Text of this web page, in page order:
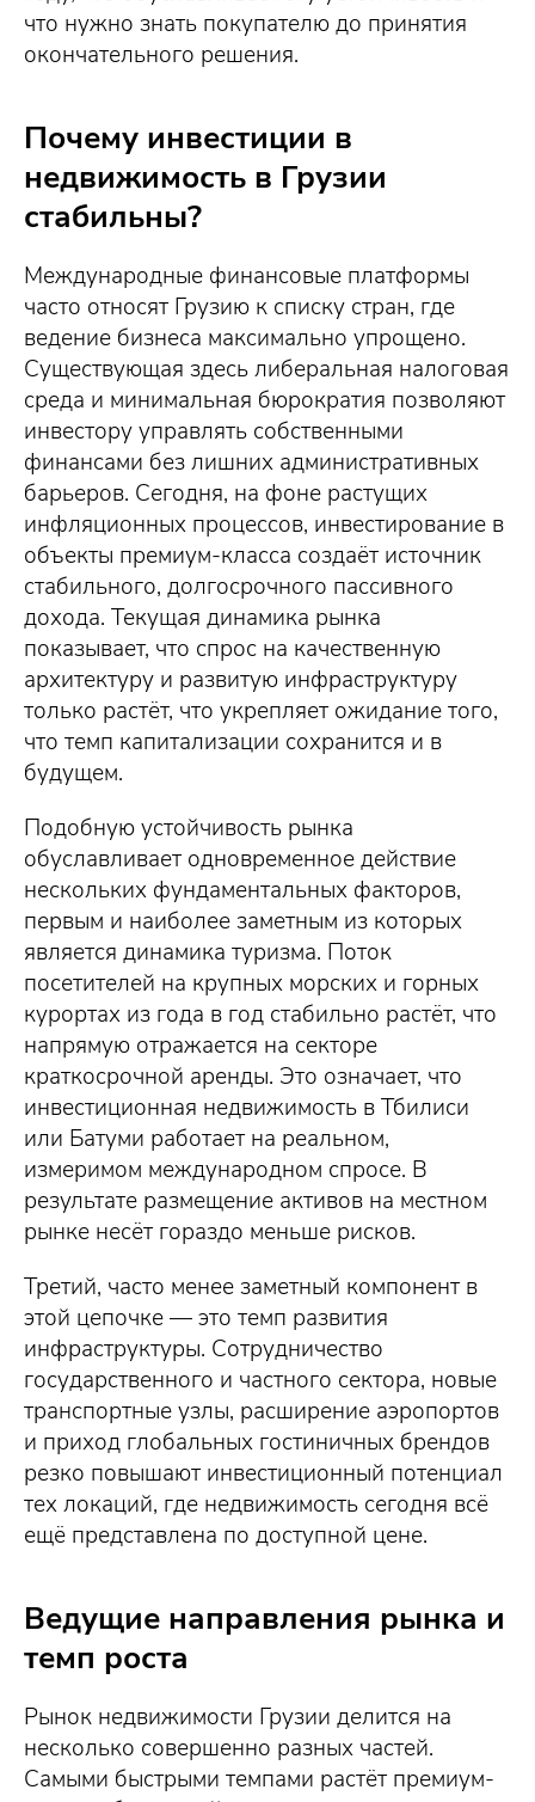
что нужно знать покупателю до принятия
окончательного решения.
Почему инвестиции в
недвижимость в Грузии
стабильны?
Международные финансовые платформы
часто относят Грузию к списку стран, где
ведение бизнеса максимально упрощено.
Существующая здесь либеральная налоговая
среда и минимальная бюрократия позволяют
инвестору управлять собственными
финансами без лишних административных
барьеров. Сегодня, на фоне растущих
инфляционных процессов, инвестирование в
объекты премиум-класса создаёт источник
стабильного, долгосрочного пассивного
дохода. Текущая динамика рынка
показывает, что спрос на качественную
архитектуру и развитую инфраструктуру
только растёт, что укрепляет ожидание того,
что темп капитализации сохранится и в
будущем.
Подобную устойчивость рынка
обуславливает одновременное действие
нескольких фундаментальных факторов,
первым и наиболее заметным из которых
является динамика туризма. Поток
посетителей на крупных морских и горных
курортах из года в год стабильно растёт, что
напрямую отражается на секторе
краткосрочной аренды. Это означает, что
инвестиционная недвижимость в Тбилиси
или Батуми работает на реальном,
измеримом международном спросе. В
результате размещение активов на местном
рынке несёт гораздо меньше рисков.
Третий, часто менее заметный компонент в
этой цепочке — это темп развития
инфраструктуры. Сотрудничество
государственного и частного сектора, новые
транспортные узлы, расширение аэропортов
и приход глобальных гостиничных брендов
резко повышают инвестиционный потенциал
тех локаций, где недвижимость сегодня всё
ещё представлена по доступной цене.
Ведущие направления рынка и
темп роста
Рынок недвижимости Грузии делится на
несколько совершенно разных частей.
Самыми быстрыми темпами растёт премиум-